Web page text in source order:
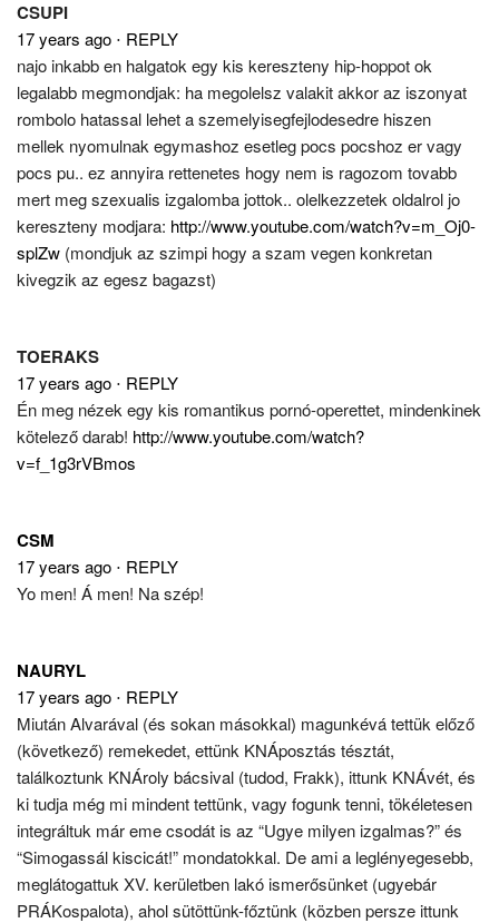
CSUPI
17 years ago ⋅ REPLY
najo inkabb en halgatok egy kis kereszteny hip-hoppot ok
legalabb megmondjak: ha megolelsz valakit akkor az iszonyat
rombolo hatassal lehet a szemelyisegfejlodesedre hiszen
mellek nyomulnak egymashoz esetleg pocs pocshoz er vagy
pocs pu.. ez annyira rettenetes hogy nem is ragozom tovabb
mert meg szexualis izgalomba jottok.. olelkezzetek oldalrol jo
kereszteny modjara: http://www.youtube.com/watch?v=m_Oj0-
splZw (mondjuk az szimpi hogy a szam vegen konkretan
kivegzik az egesz bagazst)
TOERAKS
17 years ago ⋅ REPLY
Én meg nézek egy kis romantikus pornó-operettet, mindenkinek
kötelező darab! http://www.youtube.com/watch?
v=f_1g3rVBmos
CSM
17 years ago ⋅ REPLY
Yo men! Á men! Na szép!
NAURYL
17 years ago ⋅ REPLY
Miután Alvarával (és sokan másokkal) magunkévá tettük előző
(következő) remekedet, ettünk KNÁposztás tésztát,
találkoztunk KNÁroly bácsival (tudod, Frakk), ittunk KNÁvét, és
ki tudja még mi mindent tettünk, vagy fogunk tenni, tökéletesen
integráltuk már eme csodát is az “Ugye milyen izgalmas?” és
“Simogassál kiscicát!” mondatokkal. De ami a leglényegesebb,
meglátogattuk XV. kerületben lakó ismerősünket (ugyebár
PRÁKospalota), ahol sütöttünk-főztünk (közben persze ittunk